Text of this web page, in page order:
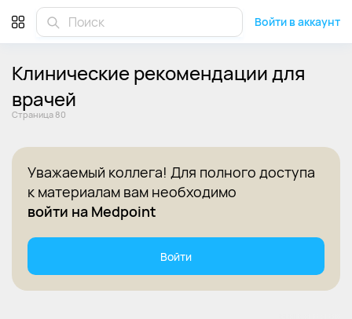
Войти в аккаунт
Клинические рекомендации для
врачей
Cтраница 80
Уважаемый коллега! Для полного доступа
к материалам вам необходимо
войти на Medpoint
Войти
Клинические рекомендации для врачей 2025 - Страница 80